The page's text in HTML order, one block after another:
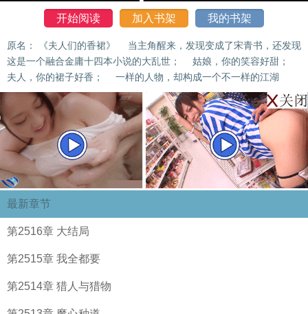
开始阅读 加入书架 我的书架
原名： 《夫人们的香裙》 当主角醒来，发现变成了宋青书，还发现
这是一个融合金庸十四本小说的大乱世； 姑娘，你的笑容好甜；
夫人，你的裙子好香； 一样的人物，却构成一个不一样的江湖
最新章节
第2516章 大结局
第2515章 我全都要
第2514章 猎人与猎物